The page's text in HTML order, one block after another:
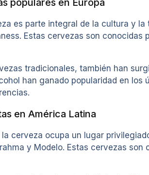
populares en Europa
es parte integral de la cultura y
Estas cervezas son
tradicionales, también han
han ganado popularidad en
en América Latina
la cerveza ocupa un lugar
y Modelo. Estas cervezas